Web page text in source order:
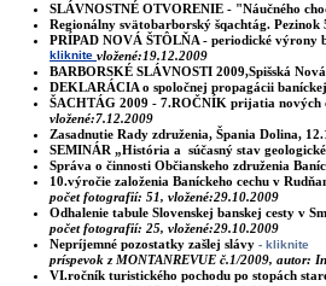
SLÁVNOSTNÉ OTVORENIE - "Náučného
Regionálny svätobarborský šqachtág. Pezinok
PRÍPAD NOVÁ ŠTÔLŇA - periodické výrony
kliknite vložené:19.12.2009
BARBORSKÉ SLÁVNOSTI 2009,Spišská
DEKLARÁCIA o spoločnej propagácii
ŠACHTÁG 2009 - 7.ROČNÍK prijatia nových
vložené:7.12.2009
Zasadnutie Rady združenia, Špania Dolina,
SEMINÁR „História a súčasný stav
Správa o činnosti Občianskeho združenia
10.výročie založenia Baníckeho cechu v
počet fotografií: 51, vložené:29.10.2009
Odhalenie tabule Slovenskej banskej cesty v
počet fotografií: 25, vložené:29.10.2009
Nepríjemné pozostatky zašlej slávy - kliknite
príspevok z MONTANREVUE č.1/2009, autor:
VI.ročník turistického pochodu po stopách